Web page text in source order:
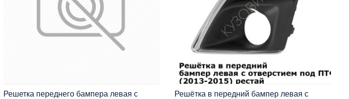
Решетка переднего бампера левая с
Решётка в передний бампер левая с